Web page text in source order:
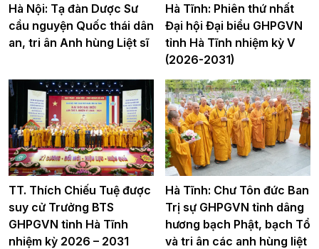
Hà Nội: Tạ đàn Dược Sư
cầu nguyện Quốc thái dân
an, tri ân Anh hùng Liệt sĩ
Hà Tĩnh: Phiên thứ nhất
Đại hội Đại biểu GHPGVN
tỉnh Hà Tĩnh nhiệm kỳ V
(2026-2031)
TT. Thích Chiếu Tuệ được
suy cử Trưởng BTS
GHPGVN tỉnh Hà Tĩnh
nhiệm kỳ 2026 – 2031
Hà Tĩnh: Chư Tôn đức Ban
Trị sự GHPGVN tỉnh dâng
hương bạch Phật, bạch Tổ
và tri ân các anh hùng liệt